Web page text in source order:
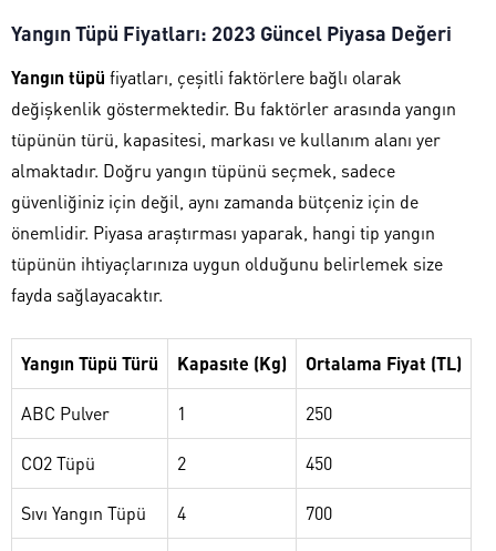
Yangın Tüpü Fiyatları: 2023 Güncel Piyasa Değeri
Yangın tüpü fiyatları, çeşitli faktörlere bağlı olarak
değişkenlik göstermektedir. Bu faktörler arasında yangın
tüpünün türü, kapasitesi, markası ve kullanım alanı yer
almaktadır. Doğru yangın tüpünü seçmek, sadece
güvenliğiniz için değil, aynı zamanda bütçeniz için de
önemlidir. Piyasa araştırması yaparak, hangi tip yangın
tüpünün ihtiyaçlarınıza uygun olduğunu belirlemek size
fayda sağlayacaktır.
Yangın Tüpü Türü Kapasıte (Kg) Ortalama Fiyat (TL)
ABC Pulver 1 250
CO2 Tüpü 2 450
Sıvı Yangın Tüpü 4 700